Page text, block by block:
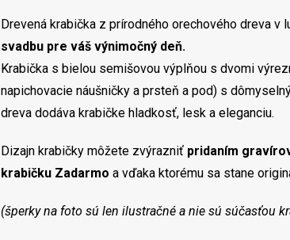
Drevená krabička z prírodného orechového dreva
svadbu pre váš výnimočný deň.
Krabička s bielou semišovou výplňou s dvomi
napichovacie náušničky a prsteň a pod) s
dreva dodáva krabičke hladkosť, lesk a eleganciu.
Dizajn krabičky môžete zvýrazniť pridaním
krabičku Zadarmo a vďaka ktorému sa stane
(šperky na foto sú len ilustračné a nie sú súčasťou